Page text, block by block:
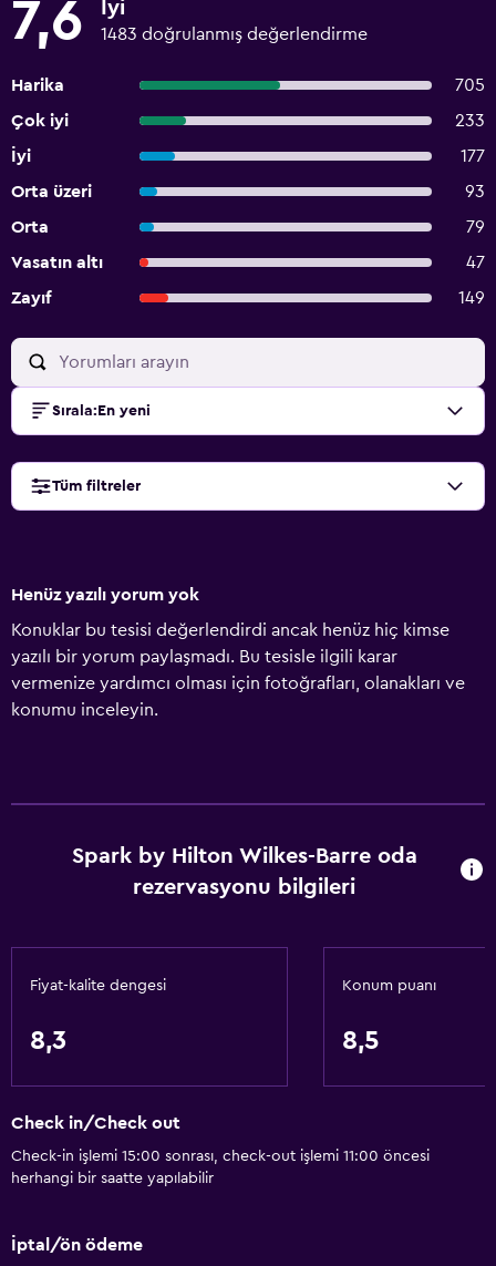
7,6 İyi
1483 doğrulanmış değerlendirme
Harika
705
Çok iyi
233
İyi
177
Orta üzeri
93
Orta
79
Vasatın altı
47
Zayıf
149
Sırala: En yeni
Tüm filtreler
Henüz yazılı yorum yok
Konuklar bu tesisi değerlendirdi ancak henüz hiç kimse
yazılı bir yorum paylaşmadı. Bu tesisle ilgili karar
vermenize yardımcı olması için fotoğrafları, olanakları ve
konumu inceleyin.
Spark by Hilton Wilkes-Barre oda
rezervasyonu bilgileri
Fiyat-kalite dengesi
8,3
Konum puanı
8,5
Check in/Check out
Check-in işlemi 15:00 sonrası, check-out işlemi 11:00 öncesi
herhangi bir saatte yapılabilir
İptal/ön ödeme